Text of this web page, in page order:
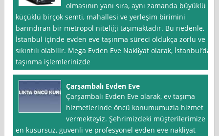
olmasının yanı sıra, aynı zamanda büyüklü
küçüklü birçok semti, mahallesi ve yerleşim birimini
barındıran bir metropol niteliği taşımaktadır. Bu nedenle,
İstanbul içinde evden eve taşınma süreci oldukça zorlu ve
sıkıntılı olabilir. Mega Evden Eve Nakli̇yat olarak, İstanbul’da
taşınma işlemlerinizde
Çarşambalı Evden Eve
Çarşambalı Evden Eve olarak, ev taşıma
hizmetlerinde öncü konumumuzla hizmet
vermekteyiz. Şehrimizdeki müşterilerimize
en kusursuz, güvenli ve profesyonel evden eve nakliyat